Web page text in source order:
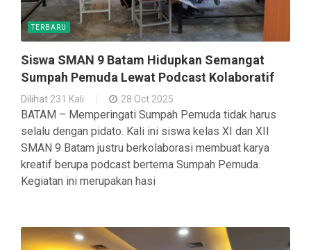
TERBARU
Siswa SMAN 9 Batam Hidupkan Semangat
Sumpah Pemuda Lewat Podcast Kolaboratif
Dilihat 231 Kali 28 Oct 2025
BATAM – Memperingati Sumpah Pemuda tidak harus
selalu dengan pidato. Kali ini siswa kelas XI dan XII
SMAN 9 Batam justru berkolaborasi membuat karya
kreatif berupa podcast bertema Sumpah Pemuda.
Kegiatan ini merupakan hasi